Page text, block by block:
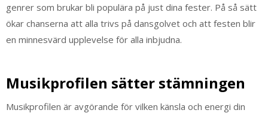
genrer som brukar bli populära på just dina fester. På så sätt
ökar chanserna att alla trivs på dansgolvet och att festen blir
en minnesvärd upplevelse för alla inbjudna.
Musikprofilen sätter stämningen
Musikprofilen är avgörande för vilken känsla och energi din